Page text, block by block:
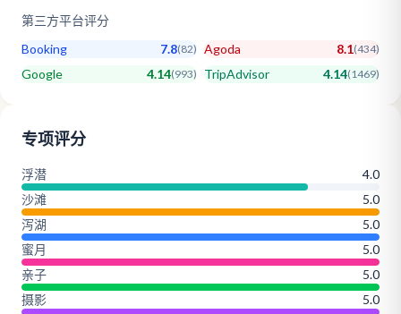
第三方平台评分
Booking 7.8(82) Agoda 8.1(434)
Google 4.14(993) TripAdvisor 4.14(1469)
专项评分
浮潜
4.0
沙滩
5.0
泻湖
5.0
蜜月
5.0
亲子
5.0
摄影
5.0